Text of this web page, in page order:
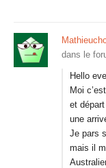
dans le
Hello
Moi
et
une
Je pars
mais il